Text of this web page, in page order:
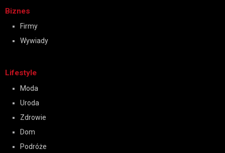
Biznes
Firmy
Wywiady
Lifestyle
Moda
Uroda
Zdrowie
Dom
Podróże